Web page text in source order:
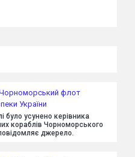
флот
України
було усунено керівника
кораблів Чорноморського
джерело.